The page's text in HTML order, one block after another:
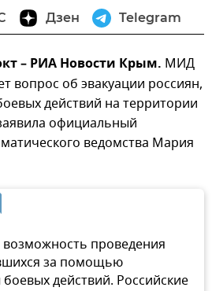
Дзен Telegram
– РИА Новости Крым. МИД
вопрос об эвакуации россиян,
действий на территории
официальный
ведомства Мария
проведения
за помощью
действий. Российские